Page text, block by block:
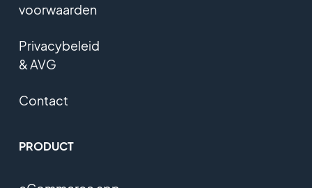
voorwaarden
Privacybeleid
& AVG
Contact
PRODUCT